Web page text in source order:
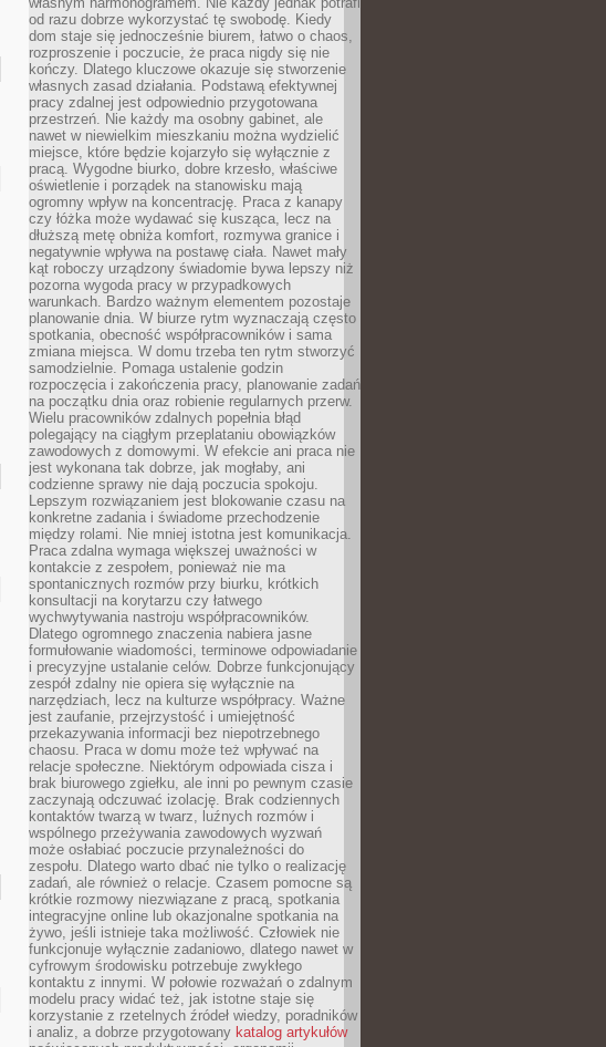
od razu dobrze wykorzystać tę swobodę. Kiedy
dom staje się jednocześnie biurem, łatwo o chaos,
rozproszenie i poczucie, że praca nigdy się nie
kończy. Dlatego kluczowe okazuje się stworzenie
własnych zasad działania. Podstawą efektywnej
pracy zdalnej jest odpowiednio przygotowana
przestrzeń. Nie każdy ma osobny gabinet, ale
nawet w niewielkim mieszkaniu można wydzielić
miejsce, które będzie kojarzyło się wyłącznie z
pracą. Wygodne biurko, dobre krzesło, właściwe
oświetlenie i porządek na stanowisku mają
ogromny wpływ na koncentrację. Praca z kanapy
czy łóżka może wydawać się kusząca, lecz na
dłuższą metę obniża komfort, rozmywa granice i
negatywnie wpływa na postawę ciała. Nawet mały
kąt roboczy urządzony świadomie bywa lepszy niż
pozorna wygoda pracy w przypadkowych
warunkach. Bardzo ważnym elementem pozostaje
planowanie dnia. W biurze rytm wyznaczają często
spotkania, obecność współpracowników i sama
zmiana miejsca. W domu trzeba ten rytm stworzyć
samodzielnie. Pomaga ustalenie godzin
rozpoczęcia i zakończenia pracy, planowanie zadań
na początku dnia oraz robienie regularnych przerw.
Wielu pracowników zdalnych popełnia błąd
polegający na ciągłym przeplataniu obowiązków
zawodowych z domowymi. W efekcie ani praca nie
jest wykonana tak dobrze, jak mogłaby, ani
codzienne sprawy nie dają poczucia spokoju.
Lepszym rozwiązaniem jest blokowanie czasu na
konkretne zadania i świadome przechodzenie
między rolami. Nie mniej istotna jest komunikacja.
Praca zdalna wymaga większej uważności w
kontakcie z zespołem, ponieważ nie ma
spontanicznych rozmów przy biurku, krótkich
konsultacji na korytarzu czy łatwego
wychwytywania nastroju współpracowników.
Dlatego ogromnego znaczenia nabiera jasne
formułowanie wiadomości, terminowe odpowiadanie
i precyzyjne ustalanie celów. Dobrze funkcjonujący
zespół zdalny nie opiera się wyłącznie na
narzędziach, lecz na kulturze współpracy. Ważne
jest zaufanie, przejrzystość i umiejętność
przekazywania informacji bez niepotrzebnego
chaosu. Praca w domu może też wpływać na
relacje społeczne. Niektórym odpowiada cisza i
brak biurowego zgiełku, ale inni po pewnym czasie
zaczynają odczuwać izolację. Brak codziennych
kontaktów twarzą w twarz, luźnych rozmów i
wspólnego przeżywania zawodowych wyzwań
może osłabiać poczucie przynależności do
zespołu. Dlatego warto dbać nie tylko o realizację
zadań, ale również o relacje. Czasem pomocne są
krótkie rozmowy niezwiązane z pracą, spotkania
integracyjne online lub okazjonalne spotkania na
żywo, jeśli istnieje taka możliwość. Człowiek nie
funkcjonuje wyłącznie zadaniowo, dlatego nawet w
cyfrowym środowisku potrzebuje zwykłego
kontaktu z innymi. W połowie rozważań o zdalnym
modelu pracy widać też, jak istotne staje się
korzystanie z rzetelnych źródeł wiedzy, poradników
i analiz, a dobrze przygotowany katalog artykułów